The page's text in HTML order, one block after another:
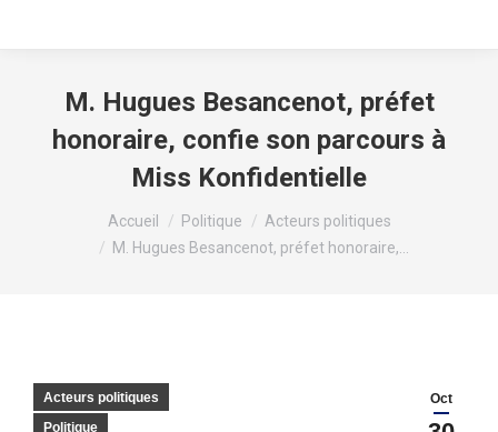
M. Hugues Besancenot, préfet
honoraire, confie son parcours à
Miss Konfidentielle
Vous êtes ici :Accueil Politique
Acteurs politiques
M. Hugues Besancenot, préfet honoraire,…
Oct
Acteurs politiques
Politique